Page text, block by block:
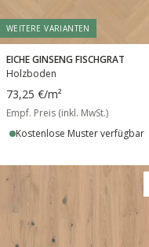
WEITERE VARIANTEN
EICHE GINSENG FISCHGRAT
Holzboden
73,25 €/m²
Empf. Preis (inkl. MwSt.)
Kostenlose Muster verfügbar